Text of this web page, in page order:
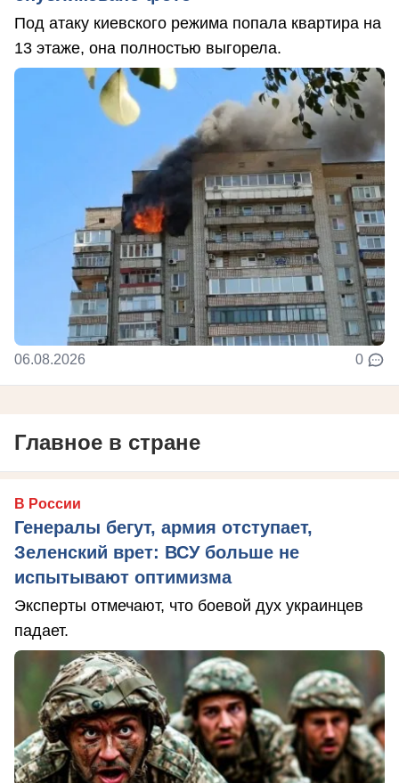
Под атаку киевского режима попала квартира на
13 этаже, она полностью выгорела.
06.08.2026 0
Главное в стране
В России
Генералы бегут, армия отступает,
Зеленский врет: ВСУ больше не
испытывают оптимизма
Эксперты отмечают, что боевой дух украинцев
падает.